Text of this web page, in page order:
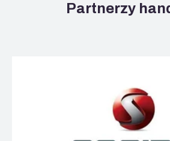
Partnerzy